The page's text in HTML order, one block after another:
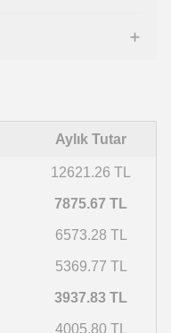
Aylık Tutar
12621.26 TL
7875.67 TL
6573.28 TL
5369.77 TL
3937.83 TL
4005.80 TL